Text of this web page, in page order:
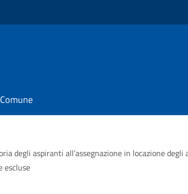
degli aspiranti all’assegnazione in locazione
escluse